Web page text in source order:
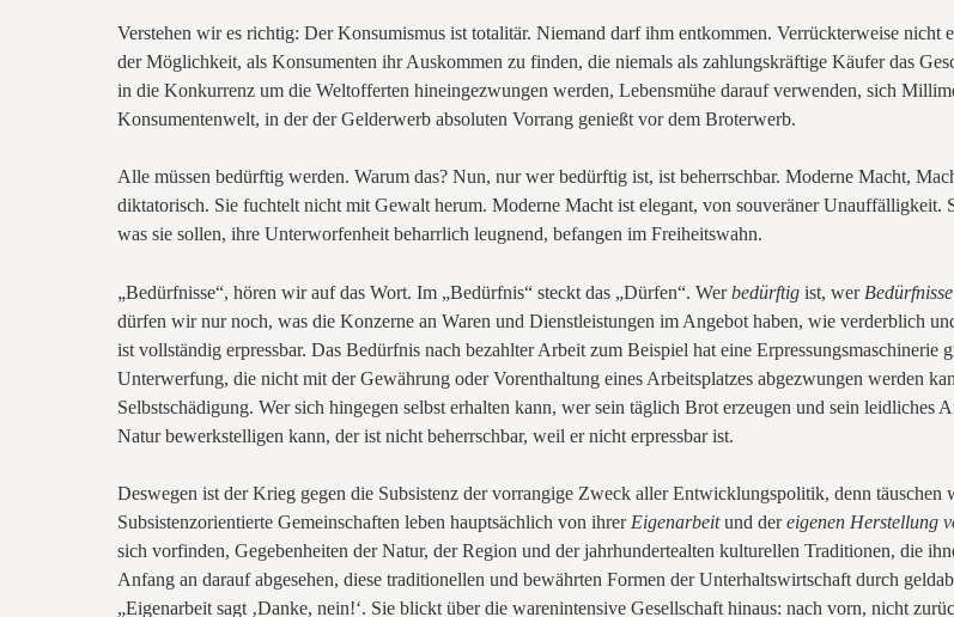
Verstehen wir es richtig: Der Konsumismus ist totalitär. Niemand darf ihm entkommen. Verrückterweise nicht
der Möglichkeit, als Konsumenten ihr Auskommen zu finden, die niemals als zahlungskräftige Käufer das
in die Konkurrenz um die Weltofferten hineingezwungen werden, Lebensmühe darauf verwenden, sich
Konsumentenwelt, in der der Gelderwerb absoluten Vorrang genießt vor dem Broterwerb.
Alle müssen bedürftig werden. Warum das? Nun, nur wer bedürftig ist, ist beherrschbar. Moderne Macht,
diktatorisch. Sie fuchtelt nicht mit Gewalt herum. Moderne Macht ist elegant, von souveräner
was sie sollen, ihre Unterworfenheit beharrlich leugnend, befangen im Freiheitswahn.
„Bedürfnisse“, hören wir auf das Wort. Im „Bedürfnis“ steckt das „Dürfen“. Werbedürftig ist, wer Bedürfnisse
dürfen wir nur noch, was die Konzerne an Waren und Dienstleistungen im Angebot haben, wie verderblich
ist vollständig erpressbar. Das Bedürfnis nach bezahlter Arbeit zum Beispiel hat eine
Unterwerfung, die nicht mit der Gewährung oder Vorenthaltung eines Arbeitsplatzes abgezwungen werden
Selbstschädigung. Wer sich hingegen selbst erhalten kann, wer sein täglich Brot erzeugen und sein
Natur bewerkstelligen kann, der ist nicht beherrschbar, weil er nicht erpressbar ist.
Deswegen ist der Krieg gegen die Subsistenz der vorrangige Zweck aller Entwicklungspolitik, denn
Subsistenzorientierte Gemeinschaften leben hauptsächlich von ihrer Eigenarbeitund dereigenen Herstellung
sich vorfinden, Gegebenheiten der Natur, der Region und der jahrhundertealten kulturellen Traditionen, die
Anfang an darauf abgesehen, diese traditionellen und bewährten Formen der Unterhaltswirtschaft durch
„Eigenarbeit sagt ‚Danke, nein!‘. Sie blickt über die warenintensive Gesellschaft hinaus: nach vorn, nicht